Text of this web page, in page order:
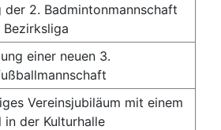
der 2. Badmintonmannschaft
Bezirksliga
einer neuen 3.
Vereinsjubiläum mit einem
in der Kulturhalle